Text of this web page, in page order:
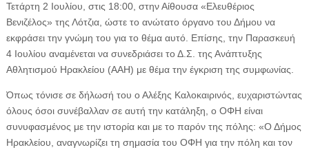
Τετάρτη 2 Ιουλίου, στις 18:00, στην Αίθουσα «Ελευθέριος
Βενιζέλος» της Λότζια, ώστε το ανώτατο όργανο του Δήμου να
εκφράσει την γνώμη του για το θέμα αυτό. Επίσης, την Παρασκευή
4 Ιουλίου αναμένεται να συνεδριάσει το Δ.Σ. της Ανάπτυξης
Αθλητισμού Ηρακλείου (ΑΑΗ) με θέμα την έγκριση της συμφωνίας.
Όπως τόνισε σε δήλωσή του ο Αλέξης Καλοκαιρινός, ευχαριστώντας
όλους όσοι συνέβαλλαν σε αυτή την κατάληξη, ο ΟΦΗ είναι
συνυφασμένος με την ιστορία και με το παρόν της πόλης: «Ο Δήμος
Ηρακλείου, αναγνωρίζει τη σημασία του ΟΦΗ για την πόλη και τον